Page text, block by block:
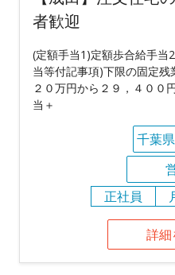
者歓迎
(定額手当1)定額歩合給手
当等付記事項)下限の固定
２０万円から２９，４００
当＋
千葉県
正社員
詳細